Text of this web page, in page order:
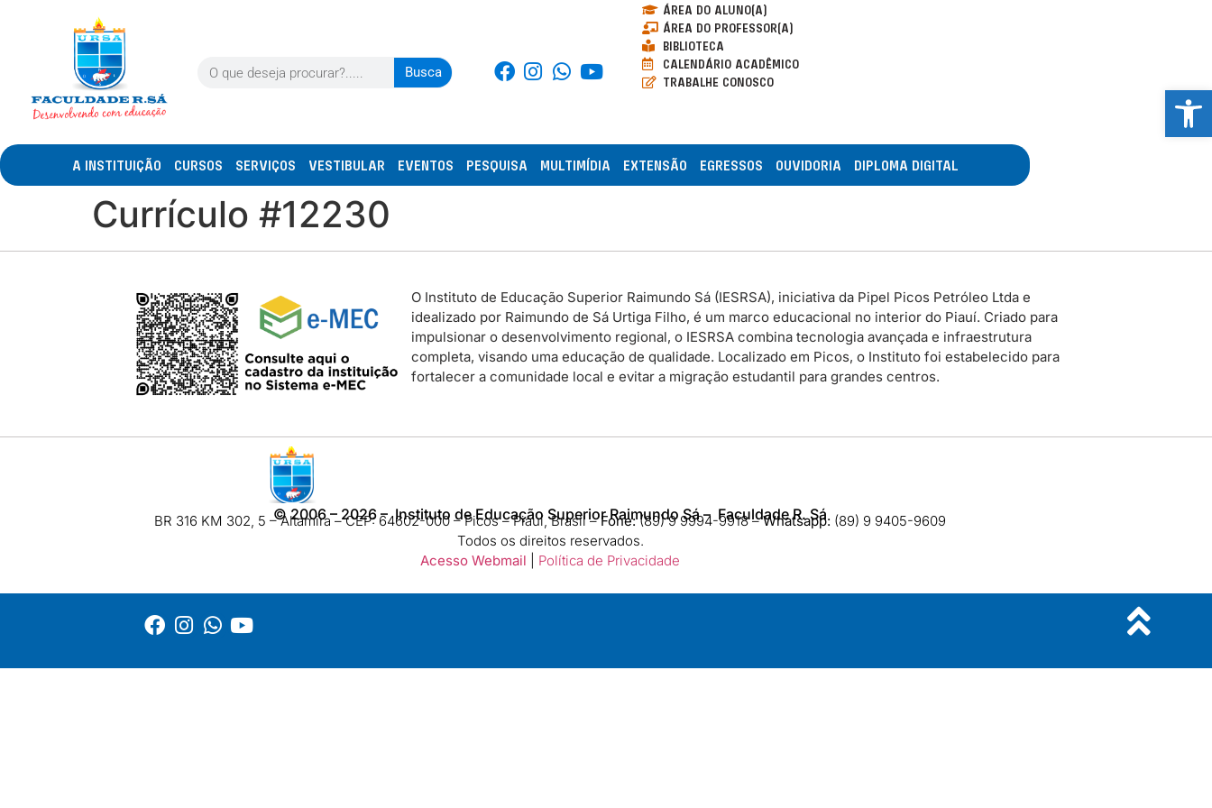
Busca
ÁREA DO ALUNO(A)
ÁREA DO PROFESSOR(A)
BIBLIOTECA
CALENDÁRIO ACADÊMICO
TRABALHE CONOSCO
A INSTITUIÇÃO CURSOS SERVIÇOS VESTIBULAR EVENTOS PESQUISA MULTIMÍDIA EXTENSÃO EGRESSOS OUVIDORIA DIPLOMA DIGITAL
Currículo #12230
O Instituto de Educação Superior Raimundo Sá (IESRSA), iniciativa da Pipel Picos Petróleo Ltda e
idealizado por Raimundo de Sá Urtiga Filho, é um marco educacional no interior do Piauí. Criado para
impulsionar o desenvolvimento regional, o IESRSA combina tecnologia avançada e infraestrutura
completa, visando uma educação de qualidade. Localizado em Picos, o Instituto foi estabelecido para
fortalecer a comunidade local e evitar a migração estudantil para grandes centros.
©2006 – 2026– Instituto de Educação Superior Raimundo Sá – Faculdade R. Sá
BR 316 KM 302, 5 – Altamira – CEP: 64602-000 – Picos – Piauí, Brasil –Fone:(89) 9 9994-9918​ –Whatsapp: (89) 9 9405-9609
Todos os direitos reservados.
Acesso Webmail
Política de Privacidade
Abrir